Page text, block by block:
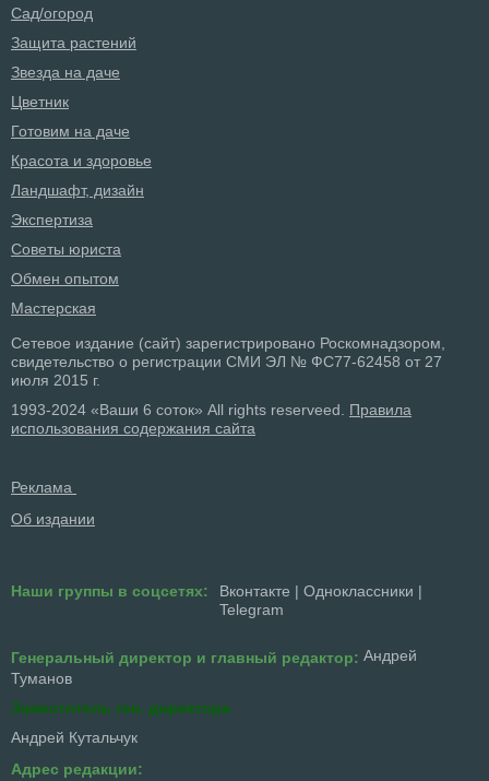
Сад/огород
Защита растений
Звезда на даче
Цветник
Готовим на даче
Красота и здоровье
Ландшафт, дизайн
Экспертиза
Советы юриста
Обмен опытом
Мастерская
Сетевое издание (сайт) зарегистрировано Роскомнадзором,
свидетельство о регистрации СМИ ЭЛ № ФС77-62458 от 27
июля 2015 г.
1993-2024 «Ваши 6 соток» All rights reserveed. Правила
использования содержания сайта
Реклама
Об издании
Наши группы в соцсетях: Вконтакте | Одноклассники |
Telegram
Генеральный директор и главный редактор: Андрей
Туманов
Заместитель ген. директора
Андрей Кутальчук
Адрес редакции: